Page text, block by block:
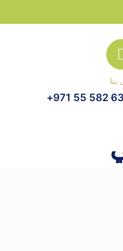
بنا
6387